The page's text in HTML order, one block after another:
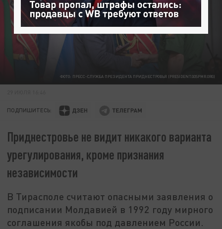
ФОТО: ПРЕСС-СЛУЖБА ПРЕЗИДЕНТА ПРИДНЕСТРОВЬЯ (PRESIDENT.GOSPMR.ORG)
ПОДПИШИТЕСЬ:
Приднестровье не видит никакого варианта
урегулирования, кроме признания
независимости
В Тирасполе считают опасными заявления о
подписании Молдавией в 1992 году мирного
соглашения якобы под давлением России.